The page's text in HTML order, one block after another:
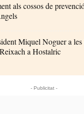
als cossos de
Miquel Noguer a les
a Hostalric
- Publicitat -